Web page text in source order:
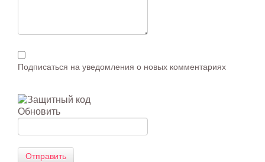
Подписаться на уведомления о новых комментариях
Обновить
Отправить